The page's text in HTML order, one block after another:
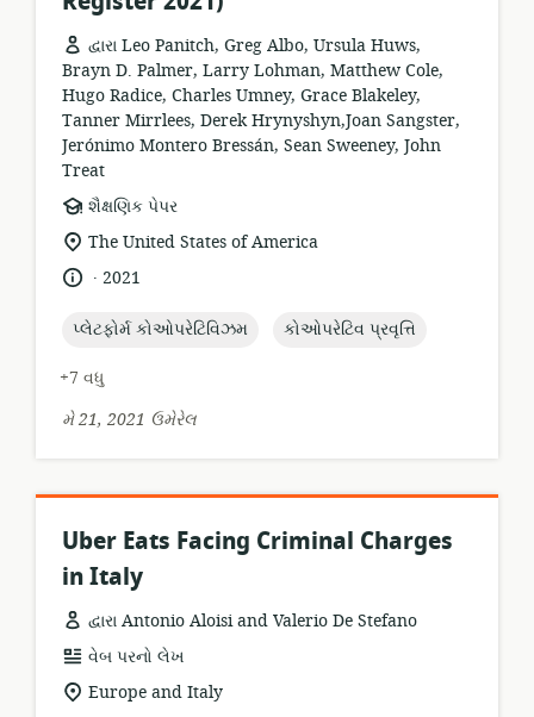
દ્વારા Leo Panitch, Greg Albo, Ursula Huws,
Brayn D. Palmer, Larry Lohman, Matthew Cole,
Hugo Radice, Charles Umney, Grace Blakeley,
Tanner Mirrlees, Derek Hrynyshyn,Joan Sangster,
Jerónimo Montero Bressán, Sean Sweeney, John
Treat
સંસાધન
બંધારણ:
શૈક્ષણિક પેપર
સુસંગતતા
સ્થાન:
The United States of America
ભાષા:.
પ્રકાશન
2021
topic:
પ્લેટફોર્મ કોઓપરેટિવિઝમ topic:
કોઓપરેટિવ પ્રવૃત્તિ
+7 વધુ
મે 21, 2021 ઉમેરેલ
Uber Eats Facing Criminal Charges
in Italy
દ્વારા Antonio Aloisi and Valerio De Stefano
સંસાધન
બંધારણ:
વેબ પરનો લેખ
સુસંગતતા
Europe and Italy